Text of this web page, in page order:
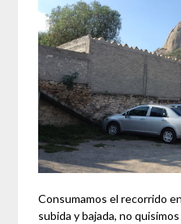
Consumamos el recorrido
subida y bajada, no